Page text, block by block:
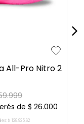
All-Pro Nitro 2
.999
de$ 26.000
$ 128.925,62